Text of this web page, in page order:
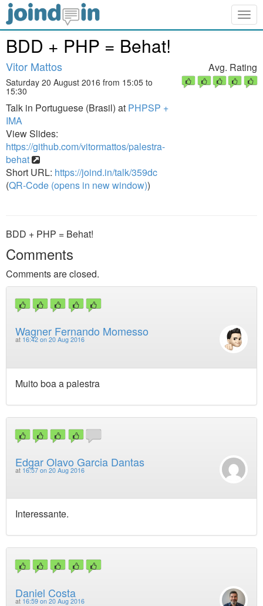
BDD + PHP = Behat!
Vitor Mattos
Saturday 20 August 2016 from 15:05 to
15:30
Talk in Portuguese (Brasil) at PHPSP +
IMA
View Slides:
https://github.com/vitormattos/palestra-
behat
Short URL: https://joind.in/talk/359dc
(QR-Code (opens in new window))
Avg. Rating
BDD + PHP = Behat!
Comments
Comments are closed.
Wagner Fernando Momesso
at 16:42 on 20 Aug 2016
Muito boa a palestra
Edgar Olavo Garcia Dantas
at 16:57 on 20 Aug 2016
Interessante.
Daniel Costa
at 16:59 on 20 Aug 2016